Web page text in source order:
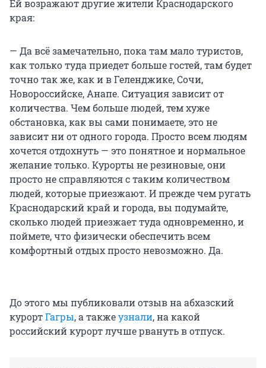
Ей возражают другие жители Краснодарского
края:
— Да всё замечательно, пока там мало туристов,
как только туда приедет больше гостей, там будет
точно так же, как и в Геленджике, Сочи,
Новороссийске, Анапе. Ситуация зависит от
количества. Чем больше людей, тем хуже
обстановка, как вы сами понимаете, это не
зависит ни от одного города. Просто всем людям
хочется отдохнуть — это понятное и нормальное
желание только. Курорты не резиновые, они
просто не справляются с таким количеством
людей, которые приезжают. И прежде чем ругать
Краснодарский край и города, вы подумайте,
сколько людей приезжает туда одновременно, и
поймете, что физически обеспечить всем
комфортный отдых просто невозможно. Да.
До этого мы публиковали отзыв на абхазский
курортГагры, а такжеузнали, на какой
российский курорт лучше рвануть в отпуск.